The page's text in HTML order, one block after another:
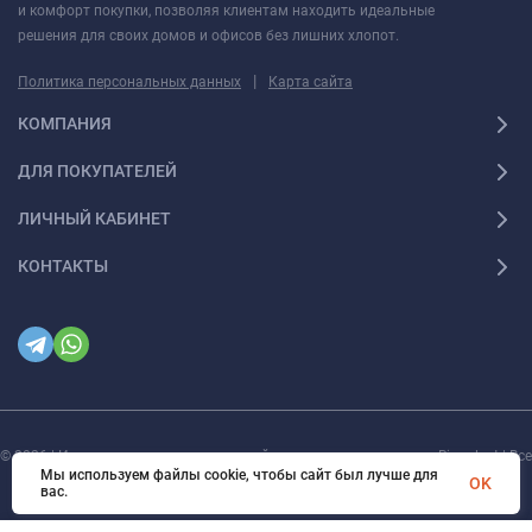
и комфорт покупки, позволяя клиентам находить идеальные
решения для своих домов и офисов без лишних хлопот.
Политика персональных данных | Карта сайта
КОМПАНИЯ
ДЛЯ ПОКУПАТЕЛЕЙ
ЛИЧНЫЙ КАБИНЕТ
КОНТАКТЫ
© 2026 | Интернет магазин инженерной сантехники и электрики Rigaplast | Все
права защищены
Мы используем файлы cookie, чтобы сайт был лучше для
вас.
OK